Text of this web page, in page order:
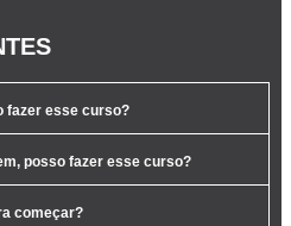
fazer esse curso?
posso fazer esse curso?
começar?